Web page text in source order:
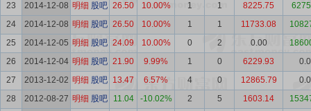
23
2014-12-08 明细 股吧 26.50 10.00% 1 1 8225.75
24
2014-12-08 明细 股吧 26.50 10.00% 1 1 11733.08
25
2014-12-05 明细 股吧 24.09 10.00% 0 2 0.00
26
2014-12-04 明细 股吧 21.90 9.99% 1 0 6229.93
27
2013-12-02 明细 股吧 13.47 6.57% 4 0 12865.79
28
2012-08-27 明细 股吧 11.04 -10.02% 2 5 1603.14